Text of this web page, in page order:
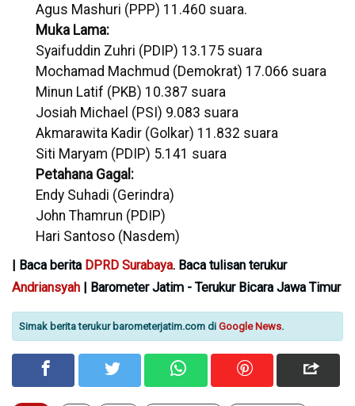
Agus Mashuri (PPP) 11.460 suara.
Muka Lama:
Syaifuddin Zuhri (PDIP) 13.175 suara
Mochamad Machmud (Demokrat) 17.066 suara
Minun Latif (PKB) 10.387 suara
Josiah Michael (PSI) 9.083 suara
Akmarawita Kadir (Golkar) 11.832 suara
Siti Maryam (PDIP) 5.141 suara
Petahana Gagal:
Endy Suhadi (Gerindra)
John Thamrun (PDIP)
Hari Santoso (Nasdem)
| Baca berita DPRD Surabaya. Baca tulisan terukur
Andriansyah | Barometer Jatim - Terukur Bicara Jawa Timur
Simak berita terukur barometerjatim.com di Google News.